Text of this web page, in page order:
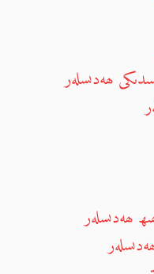
ھەدىسلەر
ھەدىسلەر